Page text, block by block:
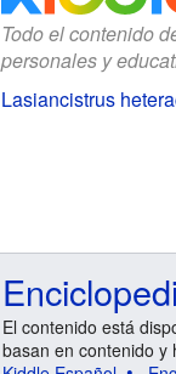
Todo el contenido
personales y
Lasiancistrus
El contenido está
basan en contenido y